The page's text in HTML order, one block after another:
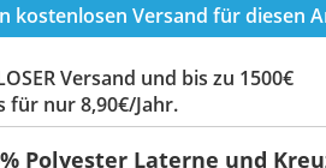
kostenlosen Versand für diesen
Versand und bis zu 1500€
für nur 8,90€/Jahr.
Polyester Laterne und